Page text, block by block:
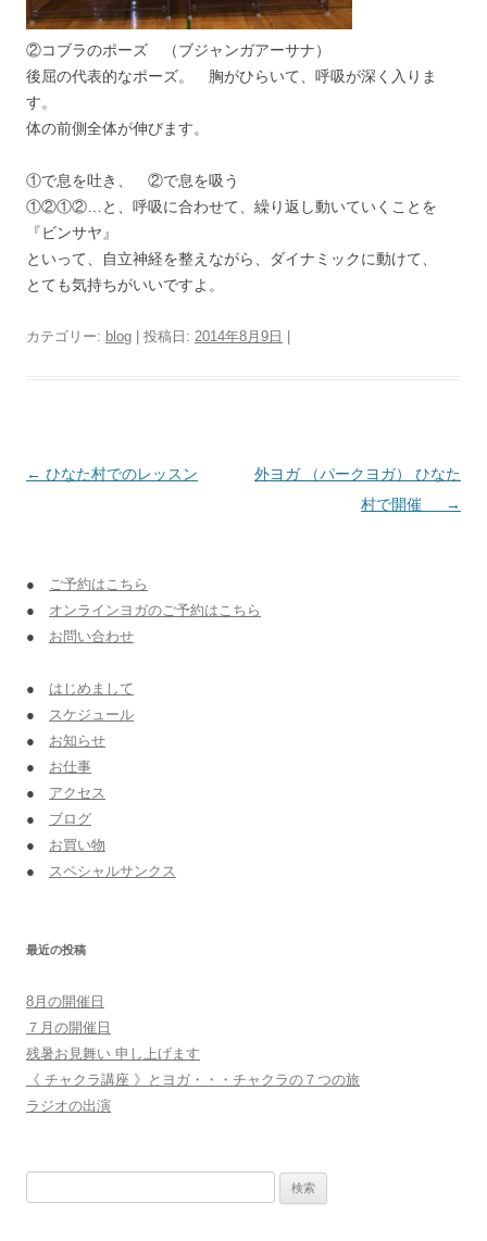
②コブラのポーズ （ブジャンガアーサナ）
後屈の代表的なポーズ。 胸がひらいて、呼吸が深く入りま
す。
体の前側全体が伸びます。
①で息を吐き、 ②で息を吸う
①②①②…と、呼吸に合わせて、繰り返し動いていくことを
『ビンサヤ』
といって、自立神経を整えながら、ダイナミックに動けて、
とても気持ちがいいですよ。
カテゴリー: blog | 投稿日: 2014年8月9日
投稿ナビゲーション
← ひなた村でのレッスン
外ヨガ （パークヨガ） ひなた
村で開催
→
● ご予約はこちら
● オンラインヨガのご予約はこちら
● お問い合わせ
● はじめまして
● スケジュール
● お知らせ
● お仕事
● アクセス
● ブログ
● お買い物
● スペシャルサンクス
最近の投稿
8月の開催日
７月の開催日
残暑お見舞い 申し上げます
《 チャクラ講座 》とヨガ・・・チャクラの７つの旅
ラジオの出演